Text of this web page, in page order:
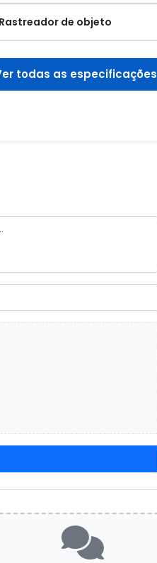
Rastreador de objeto
todas as especificações